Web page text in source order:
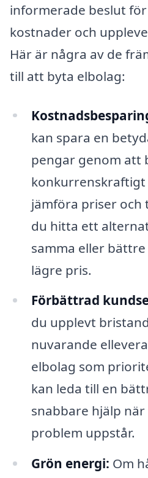
informerade beslut
kostnader och
Här är några av de
till att byta elbolag:
kan spara en
pengar genom att
konkurrenskraftigt
jämföra priser
du hitta ett
samma eller
lägre pris.
Förbättrad
du upplevt
nuvarande
elbolag som
kan leda till en
snabbare hjälp
problem uppstår.
Grön energi: Om